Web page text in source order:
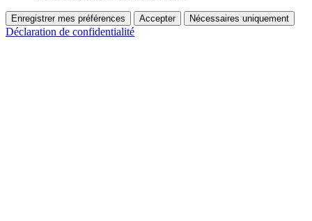
Enregistrer mes préférences Accepter Nécessaires uniquement
Déclaration de confidentialité